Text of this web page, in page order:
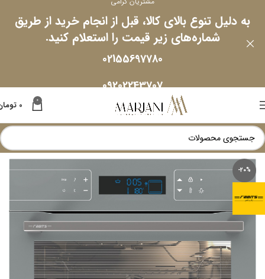
0
0
-20%
به دلیل تنوع بالای کالا، قبل از انجام خرید از طریق
شماره‌های زیر قیمت را استعلام کنید.
02155697780
09202243707